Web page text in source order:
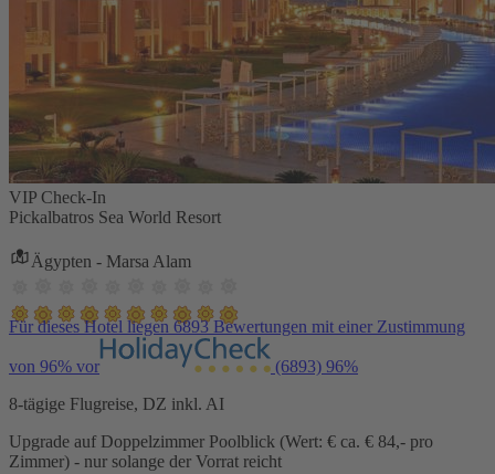
VIP Check-In
Pickalbatros Sea World Resort
Ägypten - Marsa Alam
Für dieses Hotel liegen 6893 Bewertungen mit einer Zustimmung
von 96% vor (6893) 96%
8-tägige Flugreise, DZ inkl. AI
Upgrade auf Doppelzimmer Poolblick (Wert: € ca. € 84,- pro
Zimmer) - nur solange der Vorrat reicht